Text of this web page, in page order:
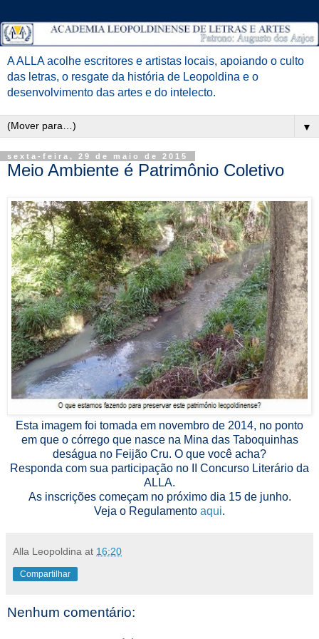
A ALLA acolhe escritores e artistas locais, apoiando o culto
das letras, o resgate da história de Leopoldina e o
desenvolvimento das artes e do intelecto.
▼
sexta-feira, 29 de maio de 2015
Meio Ambiente é Patrimônio Coletivo
Esta imagem foi tomada em novembro de 2014, no ponto
em que o córrego que nasce na Mina das Taboquinhas
deságua no Feijão Cru. O que você acha?
Responda com sua participação no II Concurso Literário da
ALLA.
As inscrições começam no próximo dia 15 de junho.
Veja o Regulamento aqui.
Alla Leopoldina at 16:20
Compartilhar
Nenhum comentário: